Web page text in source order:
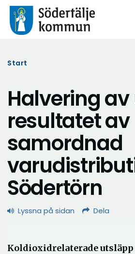
Start
Halvering
resultatet av
samordnad
Södertörn
Lyssna på sidan Dela
Koldioxidrelaterade